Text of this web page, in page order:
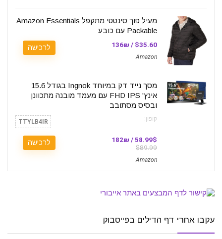
מעיל פוך סינטטי מתקפל Amazon Essentials
Packable עם כובע
$35.60 / 136₪
Amazon
לרכישה
מסך נייד דק במיוחד Ingnok בגודל 15.6
אינץ' FHD IPS עם מעמד מובנה מתכוונן
ובסיס מסתובב
קופון: TTYLB4IR
58.99$ / 182₪
$89.99
Amazon
לרכישה
עקבו אחרי דף הדילים בפייסבוק